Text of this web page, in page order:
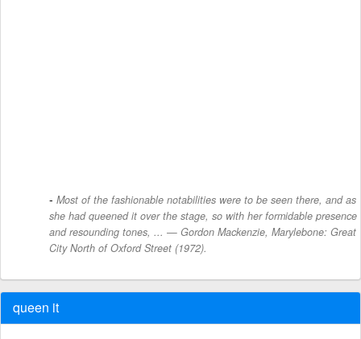
Most of the fashionable notabilities were to be seen there, and as
she had queened it over the stage, so with her formidable presence
and resounding tones, ... — Gordon Mackenzie, Marylebone: Great
City North of Oxford Street (1972).
queen it